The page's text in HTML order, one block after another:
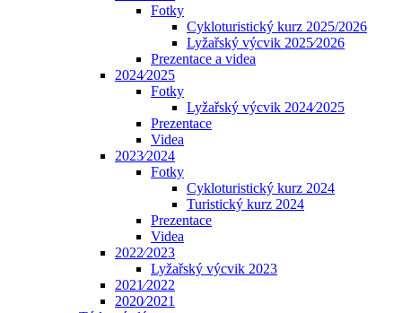
Fotky
Cykloturistický kurz 2025/2026
Lyžařský výcvik 2025⁄2026
Prezentace a videa
2024⁄2025
Fotky
Lyžařský výcvik 2024⁄2025
Prezentace
Videa
2023⁄2024
Fotky
Cykloturistický kurz 2024
Turistický kurz 2024
Prezentace
Videa
2022⁄2023
Lyžařský výcvik 2023
2021⁄2022
2020⁄2021